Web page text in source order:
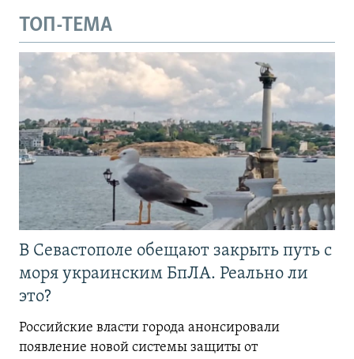
ТОП-ТЕМА
В Севастополе обещают закрыть путь с
моря украинским БпЛА. Реально ли
это?
Российские власти города анонсировали
появление новой системы защиты от